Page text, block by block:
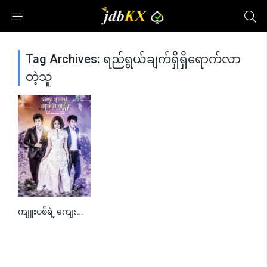
Tag Archives: ရည်ရွယ်ချက်ရှိရှိရောက်လာ
တဲ့သူ
0
ကျူးပစ်ရဲ့ ကျေးကျွန်များ